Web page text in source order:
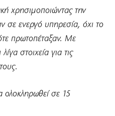
χρησιμοποιώντας την
σε ενεργό υπηρεσία, όχι το
πρωτοπέταξαν. Με
στοιχεία για τις
ολοκληρωθεί σε 15